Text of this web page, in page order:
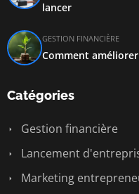
lancer
GESTION FINANCIÈRE
Comment
Catégories
Gestion financière
Lancement
Marketing